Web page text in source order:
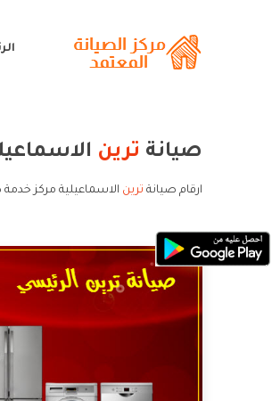
صيانة ترين
ارقام صيانة ترين الاسماعيلية مركز